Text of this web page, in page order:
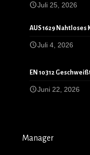
Juli 25, 2026
AUS 1629
Juli 4, 2026
EN 10312
Juni 22, 2026
Manager